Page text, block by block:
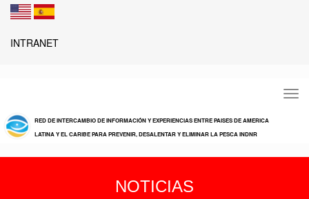
INTRANET
RED DE INTERCAMBIO DE INFORMACIÓN Y EXPERIENCIAS ENTRE PAISES DE AMERICA
LATINA Y EL CARIBE PARA PREVENIR, DESALENTAR Y ELIMINAR LA PESCA INDNR
NOTICIAS